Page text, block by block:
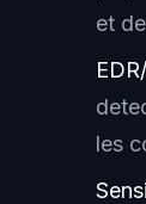
et
les